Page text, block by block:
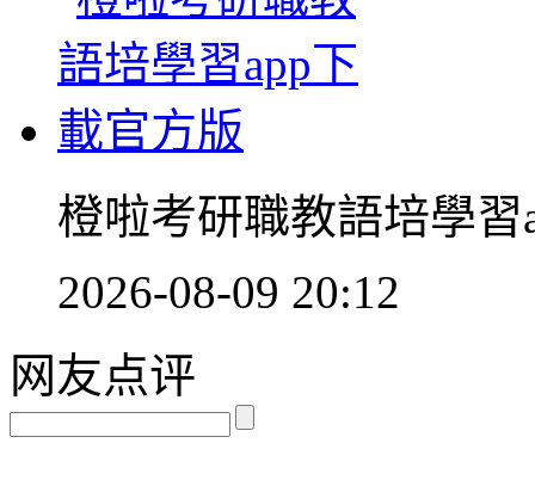
橙啦考研職教語培學習
2026-08-09 20:12
网友点评